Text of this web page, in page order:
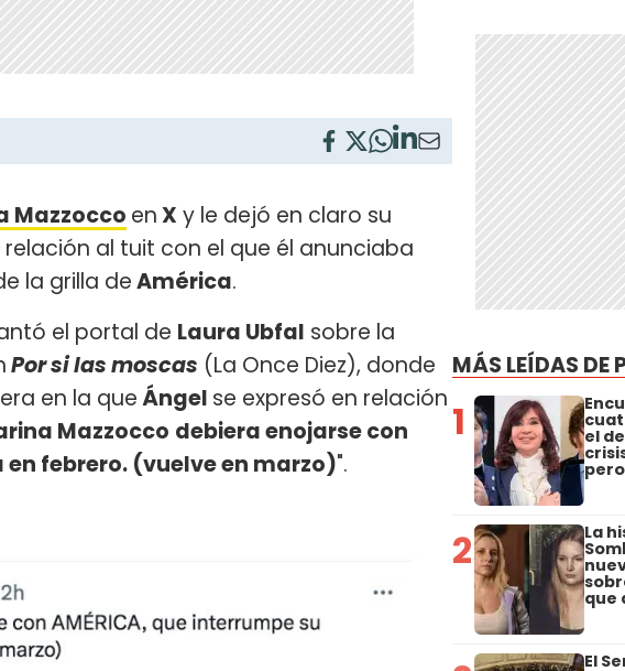
Mazzocco enX y le dejó en claro su
al tuit con el que él anunciaba
la grilla deAmérica.
el portal de Laura Ubfal sobre la
Por si las moscas (La Once Diez), donde
en la queÁngel se expresó en relación
Mazzocco debiera enojarse con
febrero. (vuelve en marzo)".
MÁS LEÍDAS DE
1 el
2 La
que
El